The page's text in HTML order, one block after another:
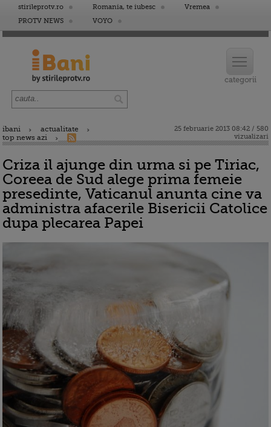
stirileprotv.ro Romania, te iubesc
Vremea
PROTV NEWS
VOYO
ibani
actualitate
top news azi
25 februarie 2013 08:42 / 580
vizualizari
Criza il ajunge din urma si pe Tiriac,
Coreea de Sud alege prima femeie
presedinte, Vaticanul anunta cine va
administra afacerile Bisericii Catolice
dupa plecarea Papei